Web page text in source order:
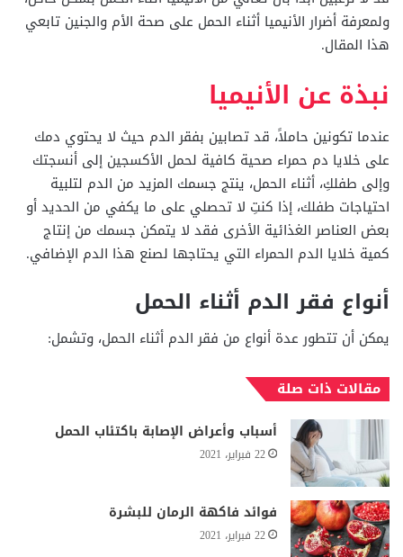
ولمعرفة أضرار الأنيميا أثناء الحمل على صحة الأم والجنين تابعي
هذا المقال.
نبذة عن الأنيميا
عندما تكونين حاملاً، قد تصابين بفقر الدم حيث لا يحتوي دمك
على خلايا دم حمراء صحية كافية لحمل الأكسجين إلى أنسجتك
وإلى طفلكِ، أثناء الحمل، ينتج جسمك المزيد من الدم لتلبية
احتياجات طفلك، إذا كنتِ لا تحصلي على ما يكفي من الحديد أو
بعض العناصر الغذائية الأخرى فقد لا يتمكن جسمك من إنتاج
كمية خلايا الدم الحمراء التي يحتاجها لصنع هذا الدم الإضافي.
أنواع فقر الدم أثناء الحمل
يمكن أن تتطور عدة أنواع من فقر الدم أثناء الحمل، وتشمل:
مقالات ذات صلة
أسباب وأعراض الإصابة باكتئاب الحمل
22 فبراير، 2021
فوائد فاكهة الرمان للبشرة
22 فبراير، 2021